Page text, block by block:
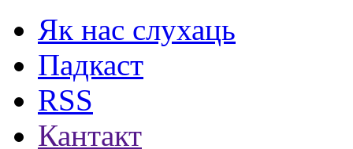
Як нас слухаць
Падкаст
RSS
Кантакт